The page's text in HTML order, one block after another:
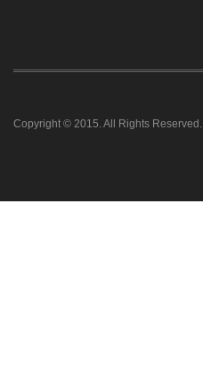
Copyright © 2015. All Rights Reserved.